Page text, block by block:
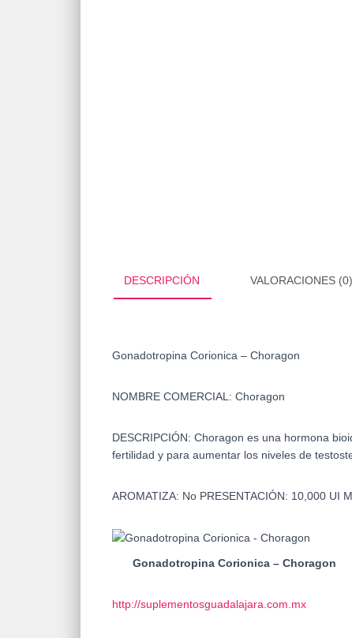
DESCRIPCIÓN VALORACIONES (0)
Gonadotropina Corionica – Choragon
NOMBRE COMERCIAL: Choragon
DESCRIPCIÓN: Choragon es una hormona
fertilidad y para aumentar los niveles de
AROMATIZA: No PRESENTACIÓN: 10,000 UI
Gonadotropina Corionica – Choragon
http://suplementosguadalajara.com.mx